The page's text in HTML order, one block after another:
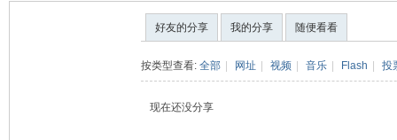
好友的分享 我的分享 随便看看
按类型查看: 全部 网址 视频 音乐 Flash 投
现在还没分享